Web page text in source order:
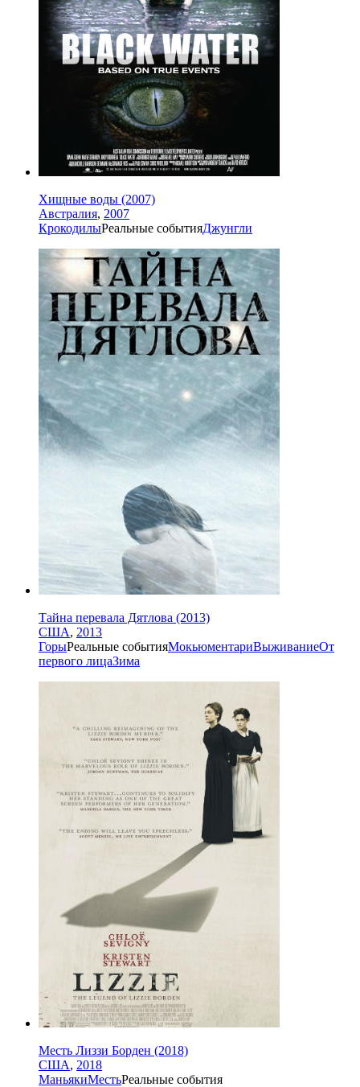
Хищные воды (2007)
Австралия, 2007
КрокодилыРеальные событияДжунгли
Тайна перевала Дятлова (2013)
США, 2013
ГорыРеальные событияМокьюментариВыживаниеОт
первого лицаЗима
Месть Лиззи Борден (2018)
США, 2018
МаньякиМестьРеальные события